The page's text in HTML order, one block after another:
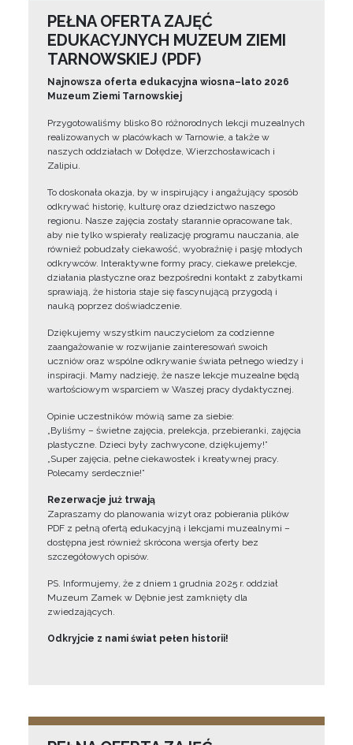
PEŁNA OFERTA ZAJĘĆ
EDUKACYJNYCH MUZEUM ZIEMI
TARNOWSKIEJ (PDF)
Najnowsza oferta edukacyjna wiosna–lato 2026
Muzeum Ziemi Tarnowskiej
Przygotowaliśmy blisko 80 różnorodnych lekcji muzealnych
realizowanych w placówkach w Tarnowie, a także w
naszych oddziałach w Dołędze, Wierzchosławicach i
Zalipiu.
To doskonała okazja, by w inspirujący i angażujący sposób
odkrywać historię, kulturę oraz dziedzictwo naszego
regionu. Nasze zajęcia zostały starannie opracowane tak,
aby nie tylko wspierały realizację programu nauczania, ale
również pobudzały ciekawość, wyobraźnię i pasję młodych
odkrywców. Interaktywne formy pracy, ciekawe prelekcje,
działania plastyczne oraz bezpośredni kontakt z zabytkami
sprawiają, że historia staje się fascynującą przygodą i
nauką poprzez doświadczenie.
Dziękujemy wszystkim nauczycielom za codzienne
zaangażowanie w rozwijanie zainteresowań swoich
uczniów oraz wspólne odkrywanie świata pełnego wiedzy i
inspiracji. Mamy nadzieję, że nasze lekcje muzealne będą
wartościowym wsparciem w Waszej pracy dydaktycznej.
Opinie uczestników mówią same za siebie:
„Byliśmy – świetne zajęcia, prelekcja, przebieranki, zajęcia
plastyczne. Dzieci były zachwycone, dziękujemy!”
„Super zajęcia, pełne ciekawostek i kreatywnej pracy.
Polecamy serdecznie!”
Rezerwacje już trwają
Zapraszamy do planowania wizyt oraz pobierania plików
PDF z pełną ofertą edukacyjną i lekcjami muzealnymi –
dostępna jest również skrócona wersja oferty bez
szczegółowych opisów.
PS. Informujemy, że z dniem 1 grudnia 2025 r. oddział
Muzeum Zamek w Dębnie jest zamknięty dla
zwiedzających.
Odkryjcie z nami świat pełen historii!